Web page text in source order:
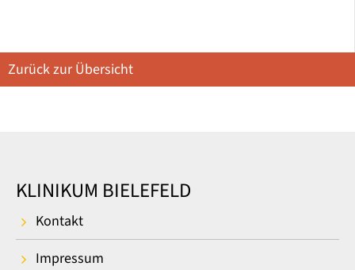
Zurück zur Übersicht
KLINIKUM BIELEFELD
Kontakt
Impressum